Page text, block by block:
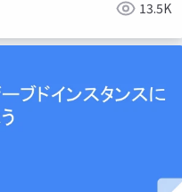
13.5K